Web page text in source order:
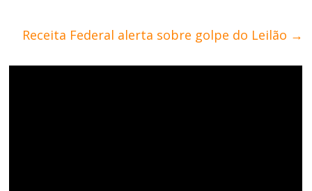
Receita Federal alerta sobre golpe do Leilão →